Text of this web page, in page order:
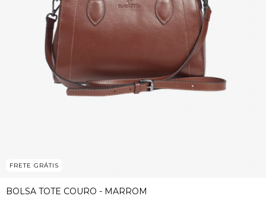
FRETE GRÁTIS
BOLSA TOTE COURO - MARROM